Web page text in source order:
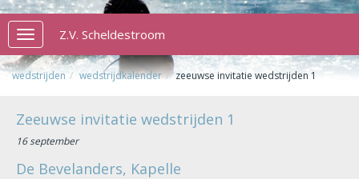
Toggle
navigation
Z.V. Scheldestroom
wedstrijden wedstrijdkalender zeeuwse invitatie wedstrijden 1
Zeeuwse invitatie wedstrijden 1
16 september
De Bevelanders, Kapelle